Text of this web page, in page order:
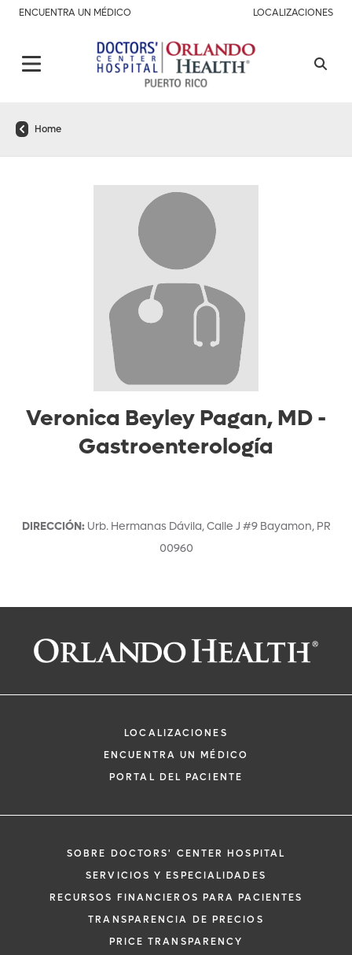
ENCUENTRA UN MÉDICO LOCALIZACIONES
Home
Veronica Beyley Pagan, MD-
Gastroenterología
DIRECCIÓN: Urb. Hermanas Dávila, Calle J #9 Bayamon, PR
00960
Solicitar una cita con:
Veronica Beyley Pagan, MD
Gastroenterología
*Si tiene una emergencia médica, llame
inmediato.
El siguiente formulario solo crea una
no una cita confirmada. Al completarlo,
representante se pondrá en contacto
LOCALIZACIONES
ENCUENTRA UN MÉDICO
PORTAL DEL PACIENTE
SOBRE DOCTORS' CENTER HOSPITAL
SERVICIOS Y ESPECIALIDADES
RECURSOS FINANCIEROS PARA PACIENTES
TRANSPARENCIA DE PRECIOS
PRICE TRANSPARENCY